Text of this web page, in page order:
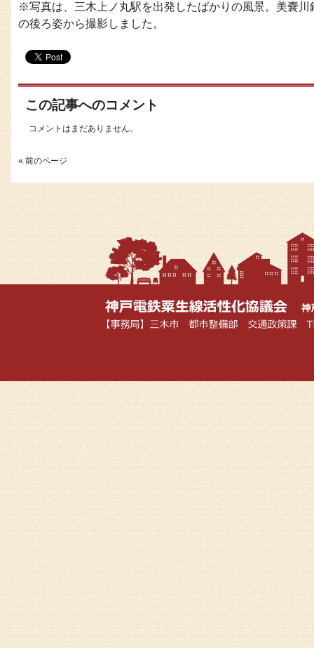
※写真は、三木上ノ丸駅を出発したばかりの風景。美嚢
の後ろ姿から撮影しました。
この記事へのコメント
コメントはまだありません。
« 前のページ